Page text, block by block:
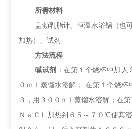
所需材料
盖勃乳脂计、恒温水浴锅（也
加热） 、试剂
方法流程
碱试剂
：在第１个烧杯中加人
０ｍｌ蒸馏水溶解；
在第１个烧杯
３，用３００ｍｌ蒸馏水溶解；在
ＮａＣＬ加热到６５～７０℃使其